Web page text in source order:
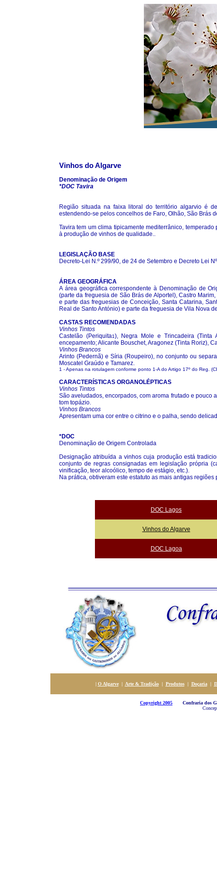
Vinhos do Algarve
Denominação de Origem
*DOC Tavira
Região situada na faixa litoral do território algarvio é
estendendo-se pelos concelhos de Faro, Olhão, São Brás
Tavira tem um clima tipicamente mediterrânico,
à produção de vinhos de qualidade..
LEGISLAÇÃO BASE
Decreto-Lei N.º 299/90, de 24 de Setembro e Decreto Lei
ÁREA GEOGRÁFICA
A área geográfica correspondente à Denominação de
(parte da freguesia de São Brás de Alportel), Castro
e parte das freguesias de Conceição, Santa Catarina,
Real de Santo António) e parte da freguesia de Vila Nova
CASTAS RECOMENDADAS
Vinhos Tintos
Castelão (Periquita1), Negra Mole e Trincadeira (Tinta
encepamento; Alicante Bouschet, Aragonez (Tinta Roriz),
Vinhos Brancos
Arinto (Pedernã) e Síria (Roupeiro), no conjunto ou
Moscatel Graúdo e Tamarez.
1 - Apenas na rotulagem conforme ponto 1-A do Artigo 17º do Reg.
CARACTERÍSTICAS ORGANOLÉPTICAS
Vinhos Tintos
São aveludados, encorpados, com aroma frutado e pouco
tom topázio.
Vinhos Brancos
Apresentam uma cor entre o citrino e o palha, sendo
*DOC
Denominação de Origem Controlada
Designação atribuída a vinhos cuja produção está
conjunto de regras consignadas em legislação própria
vinificação, teor alcoólico, tempo de estágio, etc.).
Na prática, obtiveram este estatuto as mais antigas
DOC Lagos
Vinhos do Algarve
DOC Lagoa
| O Algarve| Arte & Tradição| Produtos| Doçaria|
Copyright 2005 Confraria dos